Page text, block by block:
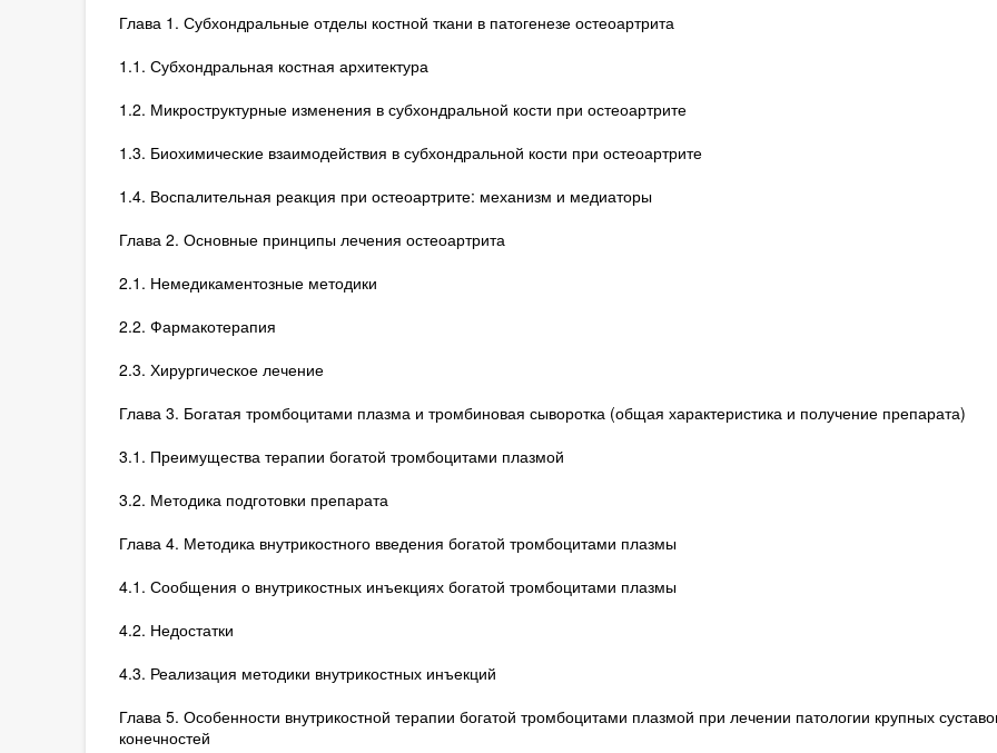
Глава 1. Субхондральные отделы костной ткани в патогенезе остеоартрита
1.1. Субхондральная костная архитектура
1.2. Микроструктурные изменения в субхондральной кости при остеоартрите
1.3. Биохимические взаимодействия в субхондральной кости при остеоартрите
1.4. Воспалительная реакция при остеоартрите: механизм и медиаторы
Глава 2. Основные принципы лечения остеоартрита
2.1. Немедикаментозные методики
2.2. Фармакотерапия
2.3. Хирургическое лечение
Глава 3. Богатая тромбоцитами плазма и тромбиновая сыворотка (общая характеристика и получение препарата)
3.1. Преимущества терапии богатой тромбоцитами плазмой
3.2. Методика подготовки препарата
Глава 4. Методика внутрикостного введения богатой тромбоцитами плазмы
4.1. Сообщения о внутрикостных инъекциях богатой тромбоцитами плазмы
4.2. Недостатки
4.3. Реализация методики внутрикостных инъекций
Глава 5. Особенности внутрикостной терапии богатой тромбоцитами плазмой при лечении патологии крупных
конечностей